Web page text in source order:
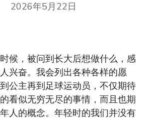
2026年5月22日
候，被问到长大后想做什么，感
兴奋。我会列出各种各样的愿
公主再到足球运动员，不仅期待
看似无穷无尽的事情，而且也期
人的概念。年轻时的我们并没有